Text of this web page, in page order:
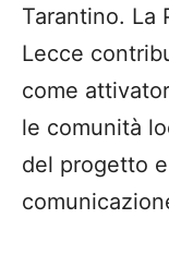
Tarantino. La
Lecce
come
le comunità
del progetto